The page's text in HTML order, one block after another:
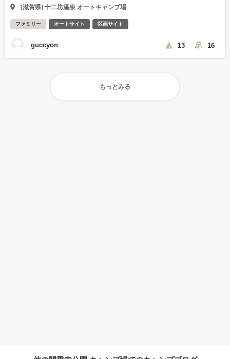
[滋賀県] 十二坊温泉 オートキャンプ場
ファミリー オートサイト 区画サイト
guccyon 13 16
もっとみる